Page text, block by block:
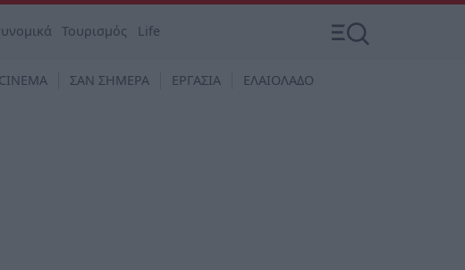
Τουρισμός Life
CINEMA ΣΑΝ ΣΗΜΕΡΑ ΕΡΓΑΣΙΑ ΕΛΑΙΟΛΑΔΟ